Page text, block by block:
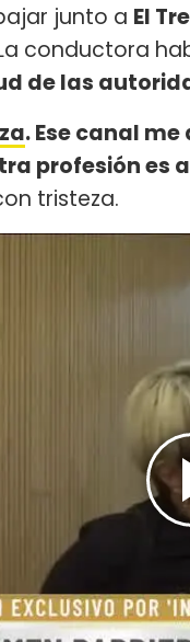
junto a El
conductora
de las
. Ese canal
profesión es
tristeza.